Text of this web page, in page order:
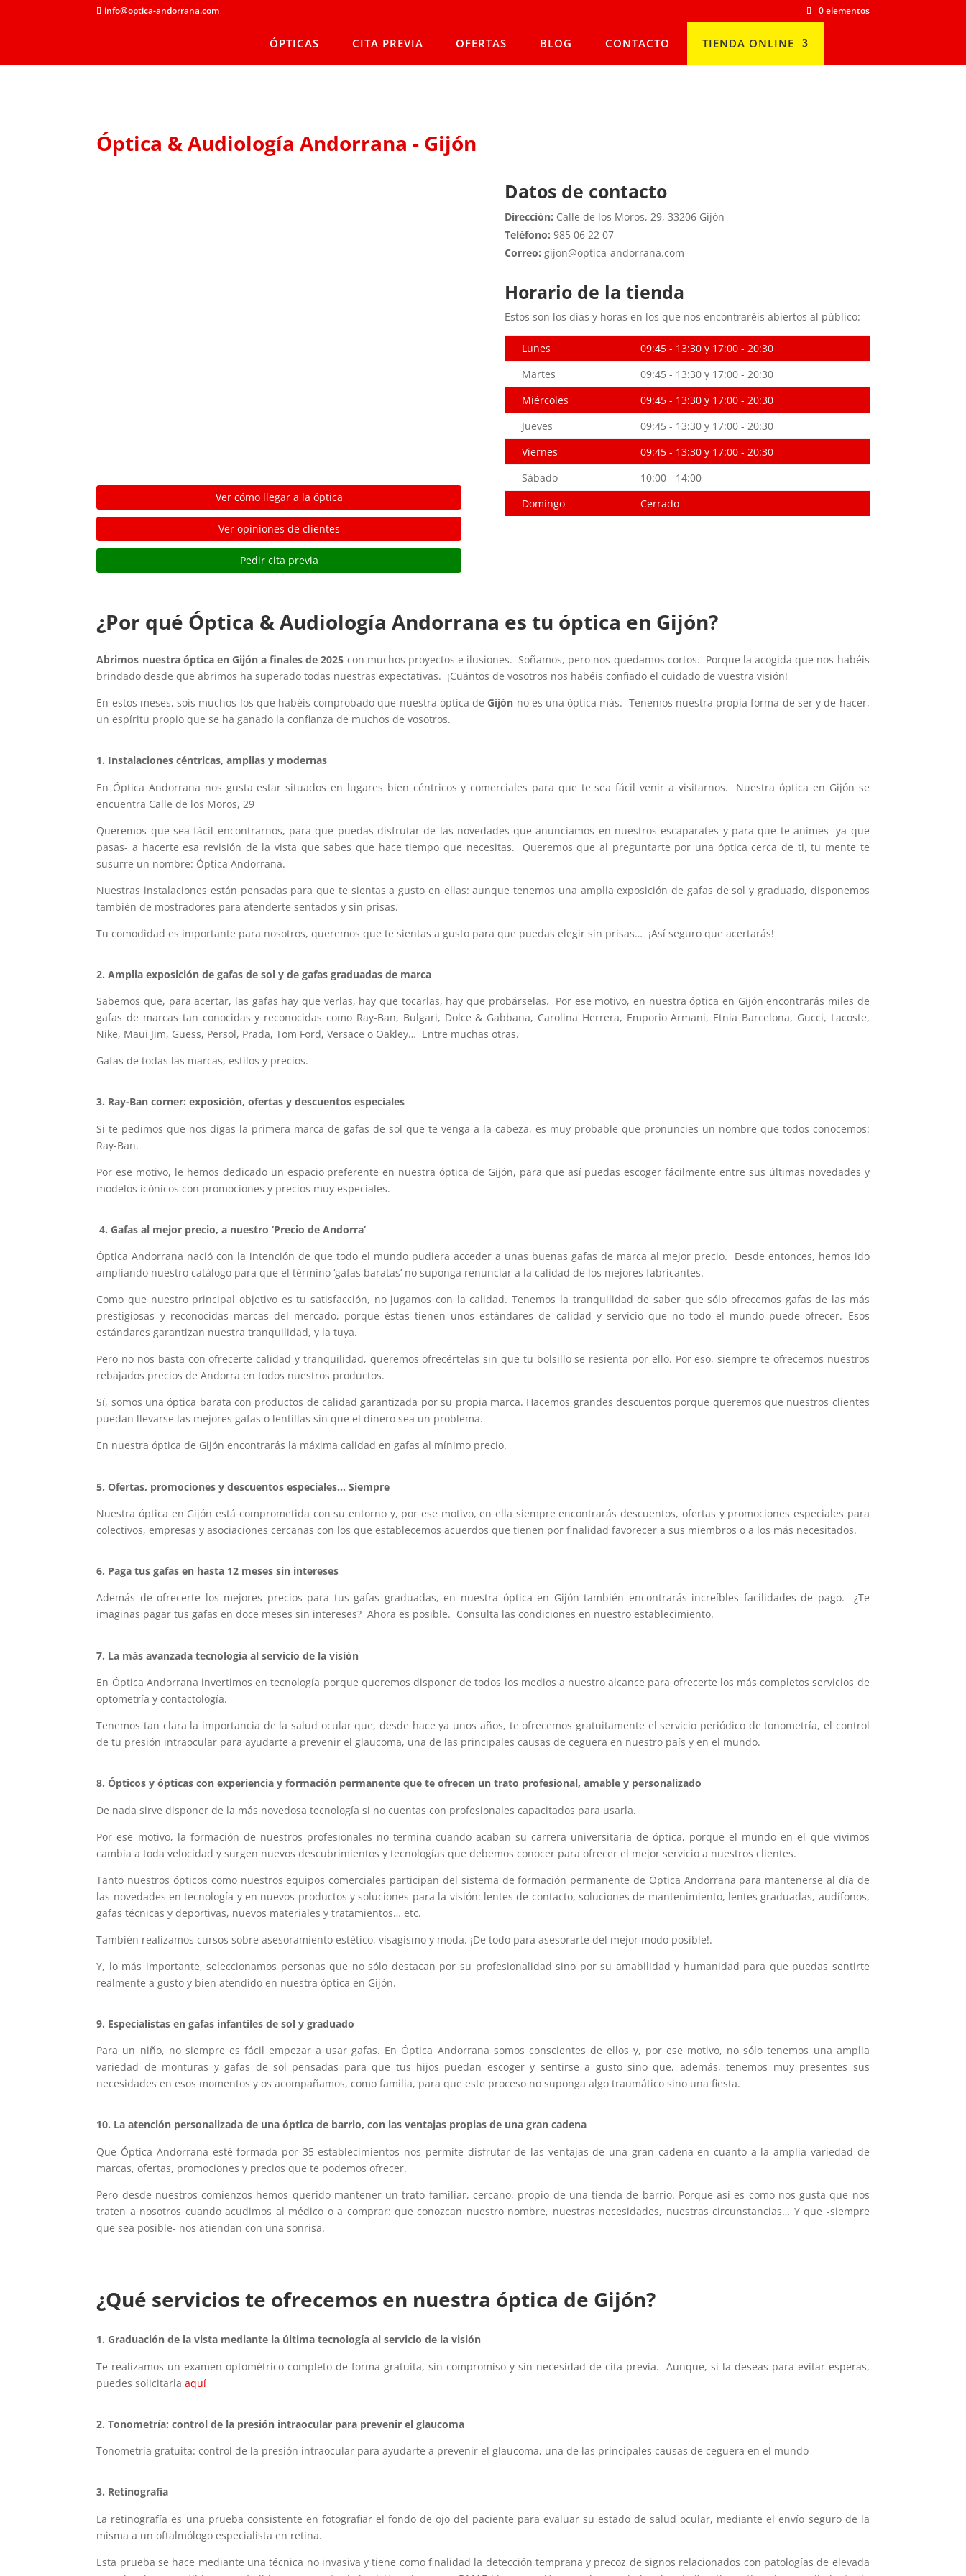
info@optica-andorrana.com 0 elementos
ÓPTICAS CITA PREVIA OFERTAS BLOG CONTACTO TIENDA ONLINE
Óptica & Audiología Andorrana - Gijón
Ver cómo llegar a la óptica
Ver opiniones de clientes
Pedir cita previa
Datos de contacto
Dirección: Calle de los Moros, 29, 33206 Gijón
Teléfono: 985 06 22 07
Correo: gijon@optica-andorrana.com
Horario de la tienda
Estos son los días y horas en los que nos encontraréis abiertos al público:
Lunes
09:45 - 13:30 y 17:00 - 20:30
Martes
09:45 - 13:30 y 17:00 - 20:30
Miércoles
09:45 - 13:30 y 17:00 - 20:30
Jueves
09:45 - 13:30 y 17:00 - 20:30
Viernes
09:45 - 13:30 y 17:00 - 20:30
Sábado
10:00 - 14:00
Domingo
Cerrado
¿Por qué Óptica & Audiología Andorrana es tu óptica en Gijón?
Abrimos nuestra óptica en Gijón a finales de 2025 con muchos proyectos e ilusiones. Soñamos, pero nos quedamos cortos. Porque la acogida que nos habéis
brindado desde que abrimos ha superado todas nuestras expectativas. ¡Cuántos de vosotros nos habéis confiado el cuidado de vuestra visión!
En estos meses, sois muchos los que habéis comprobado que nuestra óptica de Gijón no es una óptica más. Tenemos nuestra propia forma de ser y de hacer,
un espíritu propio que se ha ganado la confianza de muchos de vosotros.
1. Instalaciones céntricas, amplias y modernas
En Óptica Andorrana nos gusta estar situados en lugares bien céntricos y comerciales para que te sea fácil venir a visitarnos. Nuestra óptica en Gijón se
encuentra Calle de los Moros, 29
Queremos que sea fácil encontrarnos, para que puedas disfrutar de las novedades que anunciamos en nuestros escaparates y para que te animes -ya que
pasas- a hacerte esa revisión de la vista que sabes que hace tiempo que necesitas. Queremos que al preguntarte por una óptica cerca de ti, tu mente te
susurre un nombre: Óptica Andorrana.
Nuestras instalaciones están pensadas para que te sientas a gusto en ellas: aunque tenemos una amplia exposición de gafas de sol y graduado, disponemos
también de mostradores para atenderte sentados y sin prisas.
Tu comodidad es importante para nosotros, queremos que te sientas a gusto para que puedas elegir sin prisas… ¡Así seguro que acertarás!
2. Amplia exposición de gafas de sol y de gafas graduadas de marca
Sabemos que, para acertar, las gafas hay que verlas, hay que tocarlas, hay que probárselas. Por ese motivo, en nuestra óptica en Gijón encontrarás miles de
gafas de marcas tan conocidas y reconocidas como Ray-Ban, Bulgari, Dolce & Gabbana, Carolina Herrera, Emporio Armani, Etnia Barcelona, Gucci, Lacoste,
Nike, Maui Jim, Guess, Persol, Prada, Tom Ford, Versace o Oakley… Entre muchas otras.
Gafas de todas las marcas, estilos y precios.
3. Ray-Ban corner: exposición, ofertas y descuentos especiales
Si te pedimos que nos digas la primera marca de gafas de sol que te venga a la cabeza, es muy probable que pronuncies un nombre que todos conocemos:
Ray-Ban.
Por ese motivo, le hemos dedicado un espacio preferente en nuestra óptica de Gijón, para que así puedas escoger fácilmente entre sus últimas novedades y
modelos icónicos con promociones y precios muy especiales.
4. Gafas al mejor precio, a nuestro ‘Precio de Andorra’
Óptica Andorrana nació con la intención de que todo el mundo pudiera acceder a unas buenas gafas de marca al mejor precio. Desde entonces, hemos ido
ampliando nuestro catálogo para que el término ‘gafas baratas’ no suponga renunciar a la calidad de los mejores fabricantes.
Como que nuestro principal objetivo es tu satisfacción, no jugamos con la calidad. Tenemos la tranquilidad de saber que sólo ofrecemos gafas de las más
prestigiosas y reconocidas marcas del mercado, porque éstas tienen unos estándares de calidad y servicio que no todo el mundo puede ofrecer. Esos
estándares garantizan nuestra tranquilidad, y la tuya.
Pero no nos basta con ofrecerte calidad y tranquilidad, queremos ofrecértelas sin que tu bolsillo se resienta por ello. Por eso, siempre te ofrecemos nuestros
rebajados precios de Andorra en todos nuestros productos.
Sí, somos una óptica barata con productos de calidad garantizada por su propia marca. Hacemos grandes descuentos porque queremos que nuestros clientes
puedan llevarse las mejores gafas o lentillas sin que el dinero sea un problema.
En nuestra óptica de Gijón encontrarás la máxima calidad en gafas al mínimo precio.
5. Ofertas, promociones y descuentos especiales… Siempre
Nuestra óptica en Gijón está comprometida con su entorno y, por ese motivo, en ella siempre encontrarás descuentos, ofertas y promociones especiales para
colectivos, empresas y asociaciones cercanas con los que establecemos acuerdos que tienen por finalidad favorecer a sus miembros o a los más necesitados.
6. Paga tus gafas en hasta 12 meses sin intereses
Además de ofrecerte los mejores precios para tus gafas graduadas, en nuestra óptica en Gijón también encontrarás increíbles facilidades de pago. ¿Te
imaginas pagar tus gafas en doce meses sin intereses? Ahora es posible. Consulta las condiciones en nuestro establecimiento.
7. La más avanzada tecnología al servicio de la visión
En Óptica Andorrana invertimos en tecnología porque queremos disponer de todos los medios a nuestro alcance para ofrecerte los más completos servicios de
optometría y contactología.
Tenemos tan clara la importancia de la salud ocular que, desde hace ya unos años, te ofrecemos gratuitamente el servicio periódico de tonometría, el control
de tu presión intraocular para ayudarte a prevenir el glaucoma, una de las principales causas de ceguera en nuestro país y en el mundo.
8. Ópticos y ópticas con experiencia y formación permanente que te ofrecen un trato profesional, amable y personalizado
De nada sirve disponer de la más novedosa tecnología si no cuentas con profesionales capacitados para usarla.
Por ese motivo, la formación de nuestros profesionales no termina cuando acaban su carrera universitaria de óptica, porque el mundo en el que vivimos
cambia a toda velocidad y surgen nuevos descubrimientos y tecnologías que debemos conocer para ofrecer el mejor servicio a nuestros clientes.
Tanto nuestros ópticos como nuestros equipos comerciales participan del sistema de formación permanente de Óptica Andorrana para mantenerse al día de
las novedades en tecnología y en nuevos productos y soluciones para la visión: lentes de contacto, soluciones de mantenimiento, lentes graduadas, audífonos,
gafas técnicas y deportivas, nuevos materiales y tratamientos… etc.
También realizamos cursos sobre asesoramiento estético, visagismo y moda. ¡De todo para asesorarte del mejor modo posible!.
Y, lo más importante, seleccionamos personas que no sólo destacan por su profesionalidad sino por su amabilidad y humanidad para que puedas sentirte
realmente a gusto y bien atendido en nuestra óptica en Gijón.
9. Especialistas en gafas infantiles de sol y graduado
Para un niño, no siempre es fácil empezar a usar gafas. En Óptica Andorrana somos conscientes de ellos y, por ese motivo, no sólo tenemos una amplia
variedad de monturas y gafas de sol pensadas para que tus hijos puedan escoger y sentirse a gusto sino que, además, tenemos muy presentes sus
necesidades en esos momentos y os acompañamos, como familia, para que este proceso no suponga algo traumático sino una fiesta.
10. La atención personalizada de una óptica de barrio, con las ventajas propias de una gran cadena
Que Óptica Andorrana esté formada por 35 establecimientos nos permite disfrutar de las ventajas de una gran cadena en cuanto a la amplia variedad de
marcas, ofertas, promociones y precios que te podemos ofrecer.
Pero desde nuestros comienzos hemos querido mantener un trato familiar, cercano, propio de una tienda de barrio. Porque así es como nos gusta que nos
traten a nosotros cuando acudimos al médico o a comprar: que conozcan nuestro nombre, nuestras necesidades, nuestras circunstancias… Y que -siempre
que sea posible- nos atiendan con una sonrisa.
¿Qué servicios te ofrecemos en nuestra óptica de Gijón?
1. Graduación de la vista mediante la última tecnología al servicio de la visión
Te realizamos un examen optométrico completo de forma gratuita, sin compromiso y sin necesidad de cita previa. Aunque, si la deseas para evitar esperas,
puedes solicitarlaaquí
2. Tonometría: control de la presión intraocular para prevenir el glaucoma
Tonometría gratuita: control de la presión intraocular para ayudarte a prevenir el glaucoma, una de las principales causas de ceguera en el mundo
3. Retinografía
La retinografía es una prueba consistente en fotografiar el fondo de ojo del paciente para evaluar su estado de salud ocular, mediante el envío seguro de la
misma a un oftalmólogo especialista en retina.
Esta prueba se hace mediante una técnica no invasiva y tiene como finalidad la detección temprana y precoz de signos relacionados con patologías de elevada